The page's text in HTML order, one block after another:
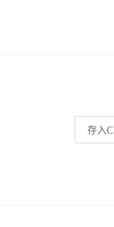
存入